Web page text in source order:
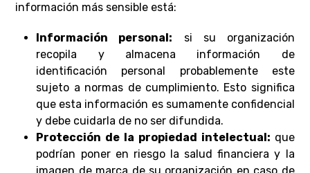
información más sensible está:
Información personal: si su organización
recopila y almacena información de
identificación personal probablemente este
sujeto a normas de cumplimiento. Esto significa
que esta información es sumamente confidencial
y debe cuidarla de no ser difundida.
Protección de la propiedad intelectual: que
podrían poner en riesgo la salud financiera y la